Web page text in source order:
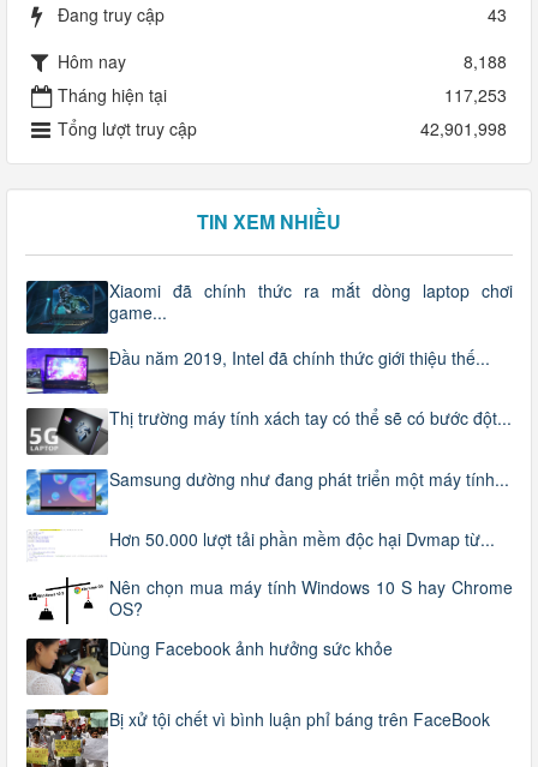
Đang truy cập
43
Hôm nay
8,188
Tháng hiện tại
117,253
Tổng lượt truy cập
42,901,998
TIN XEM NHIỀU
Xiaomi đã chính thức ra mắt dòng laptop chơi
game...
Đầu năm 2019, Intel đã chính thức giới thiệu thế...
Thị trường máy tính xách tay có thể sẽ có bước đột...
Samsung dường như đang phát triển một máy tính...
Hơn 50.000 lượt tải phần mềm độc hại Dvmap từ...
Nên chọn mua máy tính Windows 10 S hay Chrome
OS?
Dùng Facebook ảnh hưởng sức khỏe
Bị xử tội chết vì bình luận phỉ báng trên FaceBook